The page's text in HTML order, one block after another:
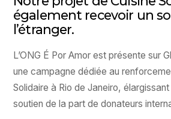
également recevoir un
l’étranger.
L’ONG É Por Amor est présente sur
une campagne dédiée au
Solidaire à Rio de Janeiro,
soutien de la part de donateurs